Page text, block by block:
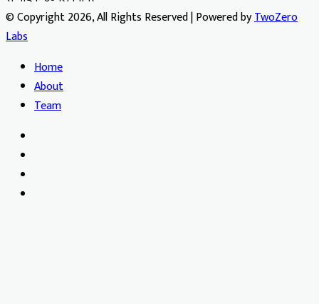
© Copyright 2026, All Rights Reserved | Powered byTwoZero
Labs
Home
About
Team